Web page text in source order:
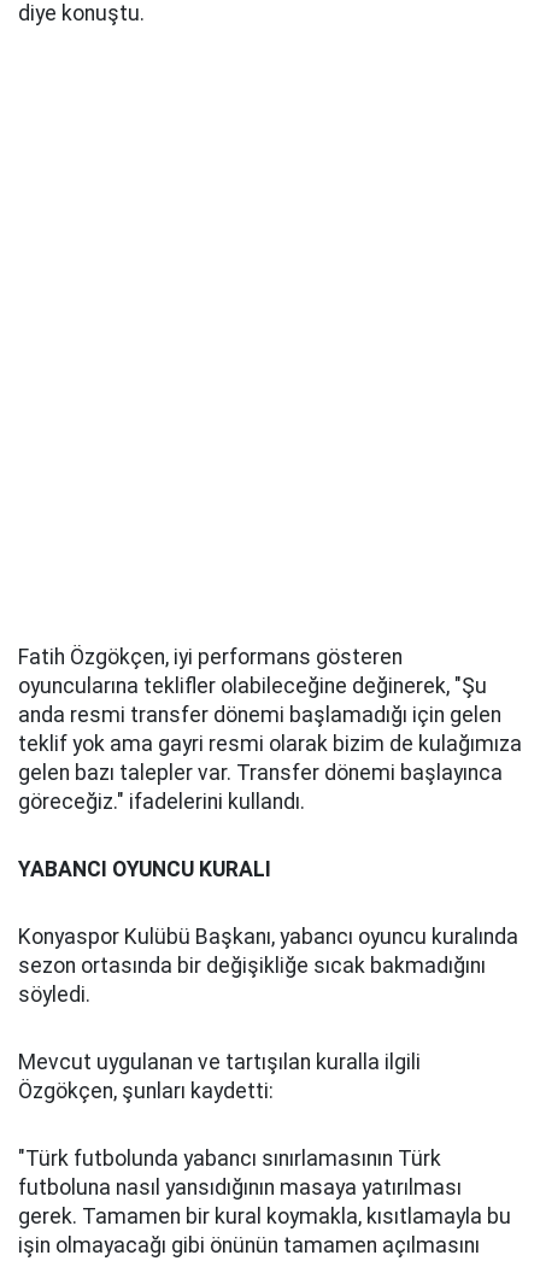
diye konuştu.
Fatih Özgökçen, iyi performans gösteren
oyuncularına teklifler olabileceğine değinerek, "Şu
anda resmi transfer dönemi başlamadığı için gelen
teklif yok ama gayri resmi olarak bizim de kulağımıza
gelen bazı talepler var. Transfer dönemi başlayınca
göreceğiz." ifadelerini kullandı.
YABANCI OYUNCU KURALI
Konyaspor Kulübü Başkanı, yabancı oyuncu kuralında
sezon ortasında bir değişikliğe sıcak bakmadığını
söyledi.
Mevcut uygulanan ve tartışılan kuralla ilgili
Özgökçen, şunları kaydetti:
"Türk futbolunda yabancı sınırlamasının Türk
futboluna nasıl yansıdığının masaya yatırılması
gerek. Tamamen bir kural koymakla, kısıtlamayla bu
işin olmayacağı gibi önünün tamamen açılmasını